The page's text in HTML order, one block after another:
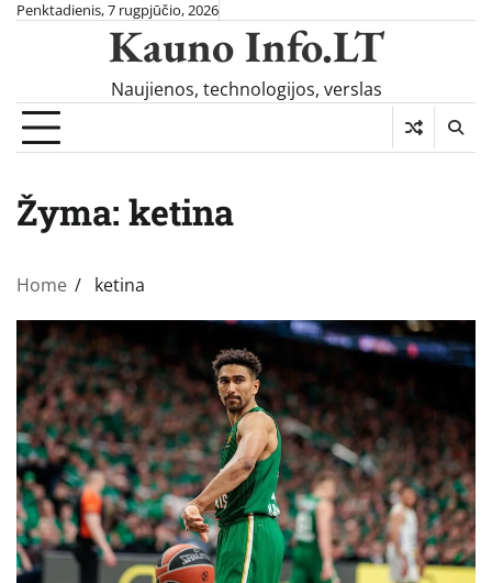
SkipPenktadienis, 7 rugpjūčio, 2026
Kauno Info.LT
Naujienos, technologijos, verslas
Žyma: ketina
Home ketina